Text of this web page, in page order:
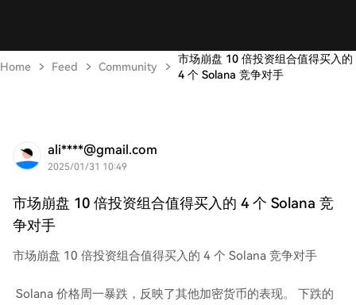
Home Feed Community
市场崩盘 10 倍投资组合值得买入的
4 个 Solana 竞争对手
ali****@gmail.com
2025/01/31 10:49
市场崩盘 10 倍投资组合值得买入的 4 个 Solana 竞
争对手
市场崩盘 10 倍投资组合值得买入的 4 个 Solana 竞争对手
Solana 价格周一暴跌，反映了其他加密货币的表现。 下跌的